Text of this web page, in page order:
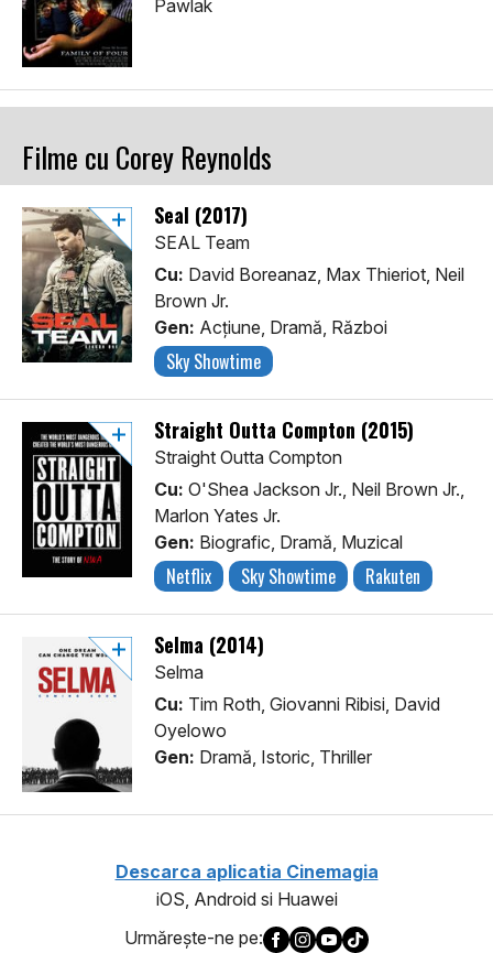
Pawlak
Filme cu Corey Reynolds
Seal (2017)
SEAL Team
Cu: David Boreanaz, Max Thieriot, Neil
Brown Jr.
Gen: Acţiune, Dramă, Război
Sky Showtime
Straight Outta Compton (2015)
Straight Outta Compton
Cu: O'Shea Jackson Jr., Neil Brown Jr.,
Marlon Yates Jr.
Gen: Biografic, Dramă, Muzical
Netflix Sky Showtime Rakuten
Selma (2014)
Selma
Cu: Tim Roth, Giovanni Ribisi, David
Oyelowo
Gen: Dramă, Istoric, Thriller
Descarca aplicatia Cinemagia
iOS, Android si Huawei
Urmăreşte-ne pe: